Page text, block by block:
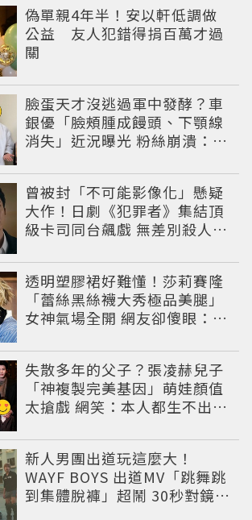
偽單親4年半！安以軒低調做
公益 友人犯錯得捐百萬才過
關
臉蛋天才沒逃過軍中發酵？車
銀優「臉頰腫成饅頭、下顎線
消失」近況曝光 粉絲崩潰：空
曾被封「不可能影像化」懸疑
大作！日劇《犯罪者》集結頂
級卡司同台飆戲 無差別殺人案
透明塑膠裙好難懂！莎莉賽隆
「蕾絲黑絲襪大秀極品美腿」
女神氣場全開 網友卻傻眼：造
失散多年的父子？張凌赫兒子
「神複製完美基因」萌娃顏值
太搶戲 網笑：本人都生不出這
新人男團出道玩這麼大！
WAYF BOYS 出道MV「跳舞跳
到集體脫褲」超鬧 30秒對鏡清